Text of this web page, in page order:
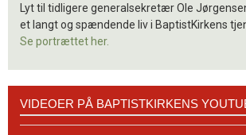
Lyt til tidligere generalsekretær Ole
et langt og spændende liv i BaptistKirkens
Se portrættet her.
BaptistKirkens
VIDEOER PÅ BAPTISTKIRKENS